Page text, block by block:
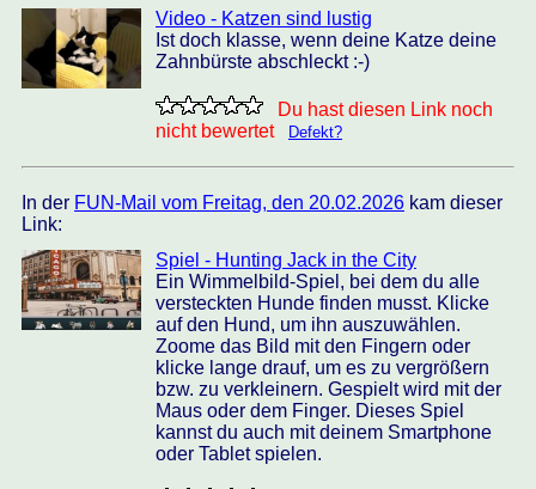
Video - Katzen sind lustig
Ist doch klasse, wenn deine Katze deine
Zahnbürste abschleckt :-)
Du hast diesen Link noch
nicht bewertet
Defekt?
In der FUN-Mail vom Freitag, den 20.02.2026 kam dieser
Link:
Spiel - Hunting Jack in the City
Ein Wimmelbild-Spiel, bei dem du alle
versteckten Hunde finden musst. Klicke
auf den Hund, um ihn auszuwählen.
Zoome das Bild mit den Fingern oder
klicke lange drauf, um es zu vergrößern
bzw. zu verkleinern. Gespielt wird mit der
Maus oder dem Finger. Dieses Spiel
kannst du auch mit deinem Smartphone
oder Tablet spielen.